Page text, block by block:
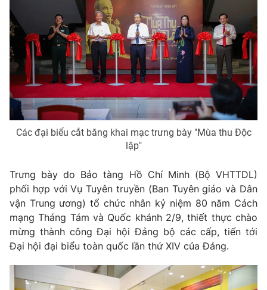
Góc doanh nghiệp
Phim VTV
Hậu trường
Nhân vật
Khán giả
Giải sao mai
Giải trí
Điện ảnh
Âm nhạc
Sao
Đời sống
Du lịch
Làm đẹp
Giáo dục
Tuyển sinh
Công nghệ
Sản phẩm
Thị trường
Tư vấn
Giao lưu trực tuyến
Lịch phát sóng
Chuyên mục khác
Emagazine Podcast
Các đại biểu cắt băng khai mạc trưng bày "Mùa thu Độc
lập"
Trưng bày do Bảo tàng Hồ Chí Minh (Bộ VHTTDL)
phối hợp với Vụ Tuyên truyền (Ban Tuyên giáo và Dân
vận Trung ương) tổ chức nhân kỷ niệm 80 năm Cách
mạng Tháng Tám và Quốc khánh 2/9, thiết thực chào
mừng thành công Đại hội Đảng bộ các cấp, tiến tới
Đại hội đại biểu toàn quốc lần thứ XIV của Đảng.